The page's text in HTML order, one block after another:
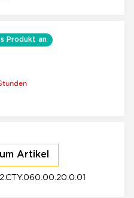
Produkt an
Artikel